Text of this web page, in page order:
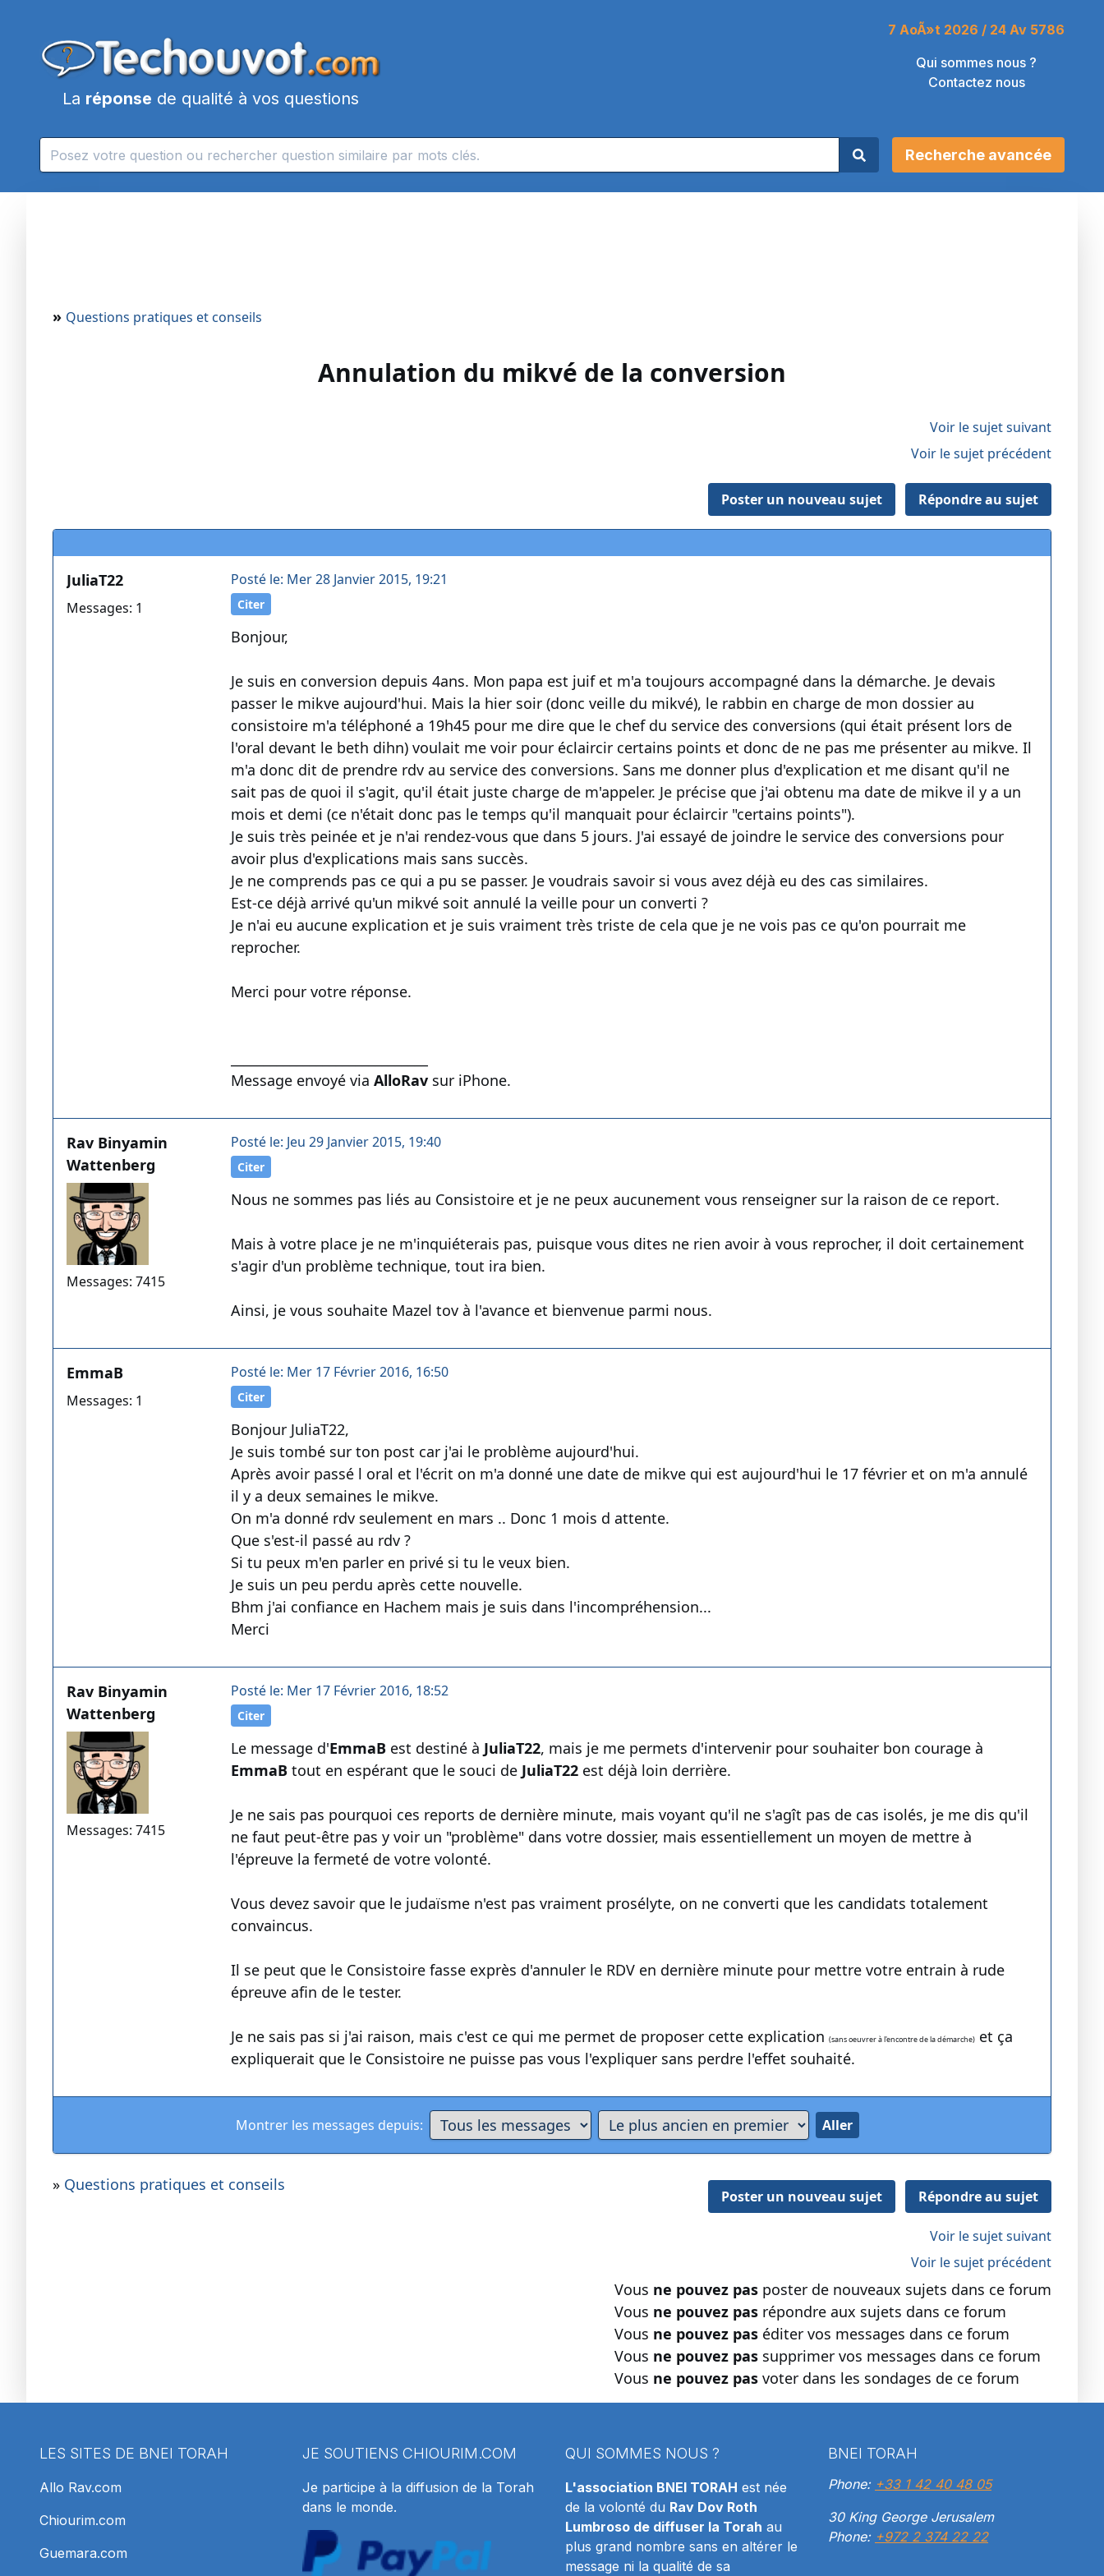
La réponse de qualité à vos questions
7 AoÃ»t 2026 / 24 Av 5786
Qui sommes nous ?
Contactez nous
Recherche avancée
» Questions pratiques et conseils
Annulation du mikvé de la conversion
Voir le sujet suivant
Voir le sujet précédent
Poster un nouveau sujet Répondre au sujet
JuliaT22
Messages: 1
Posté le: Mer 28 Janvier 2015, 19:21
Citer
Bonjour,
Je suis en conversion depuis 4ans. Mon papa est juif et m'a toujours accompagné dans la démarche. Je devais
passer le mikve aujourd'hui. Mais la hier soir (donc veille du mikvé), le rabbin en charge de mon dossier au
consistoire m'a téléphoné a 19h45 pour me dire que le chef du service des conversions (qui était présent lors de
l'oral devant le beth dihn) voulait me voir pour éclaircir certains points et donc de ne pas me présenter au mikve. Il
m'a donc dit de prendre rdv au service des conversions. Sans me donner plus d'explication et me disant qu'il ne
sait pas de quoi il s'agit, qu'il était juste charge de m'appeler. Je précise que j'ai obtenu ma date de mikve il y a un
mois et demi (ce n'était donc pas le temps qu'il manquait pour éclaircir "certains points").
Je suis très peinée et je n'ai rendez-vous que dans 5 jours. J'ai essayé de joindre le service des conversions pour
avoir plus d'explications mais sans succès.
Je ne comprends pas ce qui a pu se passer. Je voudrais savoir si vous avez déjà eu des cas similaires.
Est-ce déjà arrivé qu'un mikvé soit annulé la veille pour un converti ?
Je n'ai eu aucune explication et je suis vraiment très triste de cela que je ne vois pas ce qu'on pourrait me
reprocher.
Merci pour votre réponse.
Message envoyé via AlloRavsur iPhone.
Rav Binyamin
Wattenberg
Messages: 7415
Posté le: Jeu 29 Janvier 2015, 19:40
Citer
Nous ne sommes pas liés au Consistoire et je ne peux aucunement vous renseigner sur la raison de ce report.
Mais à votre place je ne m'inquiéterais pas, puisque vous dites ne rien avoir à vous reprocher, il doit certainement
s'agir d'un problème technique, tout ira bien.
Ainsi, je vous souhaite Mazel tov à l'avance et bienvenue parmi nous.
EmmaB
Messages: 1
Posté le: Mer 17 Février 2016, 16:50
Citer
Bonjour JuliaT22,
Je suis tombé sur ton post car j'ai le problème aujourd'hui.
Après avoir passé l oral et l'écrit on m'a donné une date de mikve qui est aujourd'hui le 17 février et on m'a annulé
il y a deux semaines le mikve.
On m'a donné rdv seulement en mars .. Donc 1 mois d attente.
Que s'est-il passé au rdv ?
Si tu peux m'en parler en privé si tu le veux bien.
Je suis un peu perdu après cette nouvelle.
Bhm j'ai confiance en Hachem mais je suis dans l'incompréhension...
Merci
Rav Binyamin
Wattenberg
Messages: 7415
Posté le: Mer 17 Février 2016, 18:52
Citer
Le message d'EmmaB est destiné à JuliaT22, mais je me permets d'intervenir pour souhaiter bon courage à
EmmaBtout en espérant que le souci de JuliaT22est déjà loin derrière.
Je ne sais pas pourquoi ces reports de dernière minute, mais voyant qu'il ne s'agît pas de cas isolés, je me dis qu'il
ne faut peut-être pas y voir un "problème" dans votre dossier, mais essentiellement un moyen de mettre à
l'épreuve la fermeté de votre volonté.
Vous devez savoir que le judaïsme n'est pas vraiment prosélyte, on ne converti que les candidats totalement
convaincus.
Il se peut que le Consistoire fasse exprès d'annuler le RDV en dernière minute pour mettre votre entrain à rude
épreuve afin de le tester.
Je ne sais pas si j'ai raison, mais c'est ce qui me permet de proposer cette explication (sans oeuvrer à l'encontre de la démarche)et ça
expliquerait que le Consistoire ne puisse pas vous l'expliquer sans perdre l'effet souhaité.
Montrer les messages depuis:
» Questions pratiques et conseils
Poster un nouveau sujet Répondre au sujet
Voir le sujet suivant
Voir le sujet précédent
Vous ne pouvez pas poster de nouveaux sujets dans ce forum
Vous ne pouvez pas répondre aux sujets dans ce forum
Vous ne pouvez pas éditer vos messages dans ce forum
Vous ne pouvez pas supprimer vos messages dans ce forum
Vous ne pouvez pas voter dans les sondages de ce forum
LES SITES DE BNEI TORAH
Allo Rav.com
Chiourim.com
Guemara.com
JE SOUTIENS CHIOURIM.COM
Je participe à la diffusion de la Torah
dans le monde.
QUI SOMMES NOUS ?
L'association BNEI TORAH est née
de la volonté du Rav Dov Roth
Lumbroso de diffuser la Torah au
plus grand nombre sans en altérer le
message ni la qualité de sa
BNEI TORAH
Phone: +33 1 42 40 48 05
30 King George Jerusalem
Phone: +972 2 374 22 22